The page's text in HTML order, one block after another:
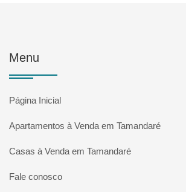
Menu
Página Inicial
Apartamentos à Venda em Tamandaré
Casas à Venda em Tamandaré
Fale conosco